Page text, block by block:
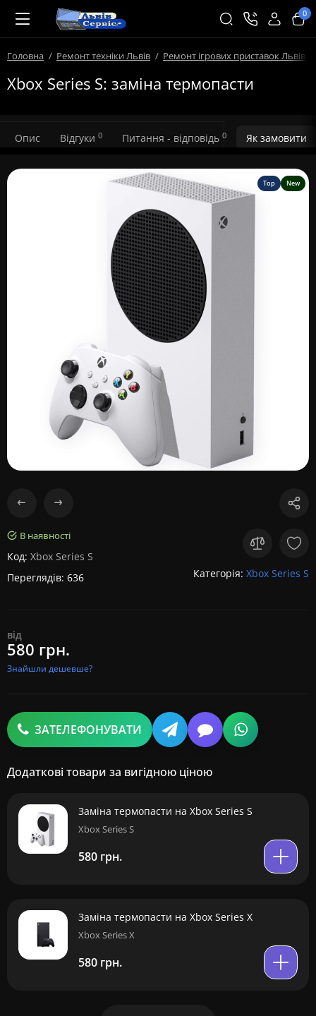
0
Головна Ремонт техніки Львів Ремонт ігрових приставок Львів
Xbox Series S: заміна термопасти
Опис Відгуки 0 Питання - відповідь 0 Як замовити
Top New
В наявності
Код: Xbox Series S
Переглядів: 636
Категорія: Xbox Series S
від
580 грн.
Знайшли дешевше?
ЗАТЕЛЕФОНУВАТИ
Додаткові товари за вигідною ціною
Заміна термопасти на Xbox Series S
Xbox Series S
580 грн.
Заміна термопасти на Xbox Series X
Xbox Series X
580 грн.